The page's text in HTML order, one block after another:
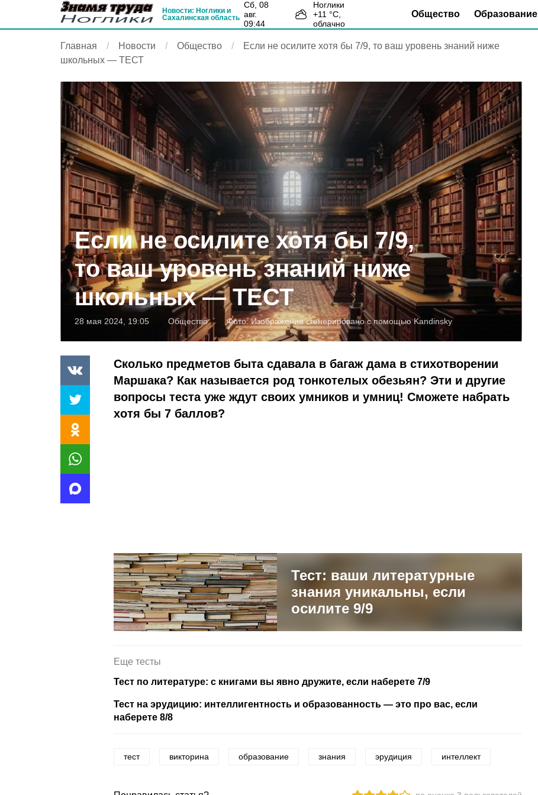
Новости: Ноглики и
Сахалинская область
сб, 08
авг.
09:44
Ноглики
+11 °С,
облачно
Общество Образование
Главная Новости Общество
Если не осилите хотя бы 7/9, то ваш уровень знаний ниже
школьных — ТЕСТ
Если не осилите хотя бы 7/9,
то ваш уровень знаний ниже
школьных — ТЕСТ
28 мая 2024, 19:05 Общество Фото:Изображение сгенерировано с помощью Kandinsky
Сколько предметов быта сдавала в багаж дама в стихотворении
Маршака? Как называется род тонкотелых обезьян? Эти и другие
вопросы теста уже ждут своих умников и умниц! Сможете набрать
хотя бы 7 баллов?
Тест: ваши литературные
знания уникальны, если
осилите 9/9
Еще тесты
Тест по литературе: с книгами вы явно дружите, если наберете 7/9
Тест на эрудицию: интеллигентность и образованность — это про вас, если
наберете 8/8
тест викторина образование знания эрудиция интеллект